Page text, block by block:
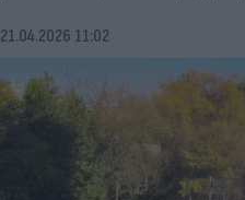
21.04.2026 11:02